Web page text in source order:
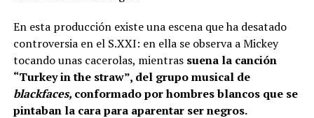
En esta producción existe una escena que ha desatado
controversia en el S.XXI: en ella se observa a Mickey
tocando unas cacerolas, mientras suena la canción
“Turkey in the straw”, del grupo musical de
blackfaces, conformado por hombres blancos que se
pintaban la cara para aparentar ser negros.